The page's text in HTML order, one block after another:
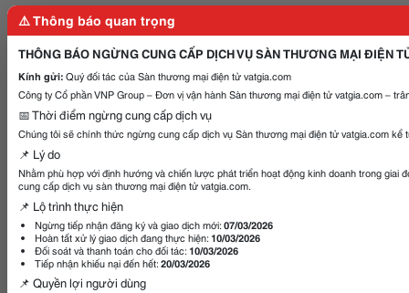
⚠️ Thông báo quan trọng
THÔNG BÁO NGỪNG CUNG CẤP DỊCH VỤ SÀN THƯƠNG MẠI ĐIỆN
Kính gửi:Quý đối tác của Sàn thương mại điện tử vatgia.com
Công ty Cổ phần VNP Group – Đơn vị vận hành Sàn thương mại điện tử vatgia.com –
📅 Thời điểm ngừng cung cấp dịch vụ
Chúng tôi sẽ chính thức ngừng cung cấp dịch vụ Sàn thương mại điện tử vatgia.com kể
📌 Lý do
Nhằm phù hợp với định hướng và chiến lược phát triển hoạt động kinh doanh trong giai
cung cấp dịch vụ sàn thương mại điện tử vatgia.com.
📌 Lộ trình thực hiện
Ngừng tiếp nhận đăng ký và giao dịch mới:07/03/2026
Hoàn tất xử lý giao dịch đang thực hiện: 10/03/2026
Đối soát và thanh toán cho đối tác: 10/03/2026
Tiếp nhận khiếu nại đến hết:20/03/2026
📌 Quyền lợi người dùng